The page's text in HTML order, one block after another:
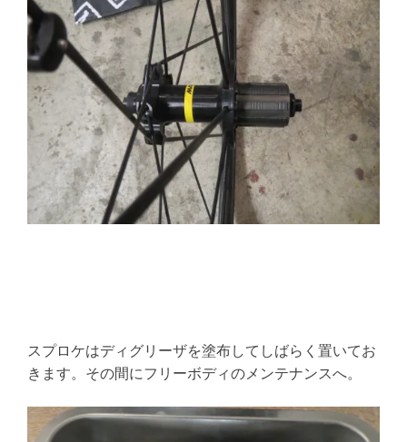
スプロケはディグリーザを塗布してしばらく置いてお
きます。その間にフリーボディのメンテナンスへ。